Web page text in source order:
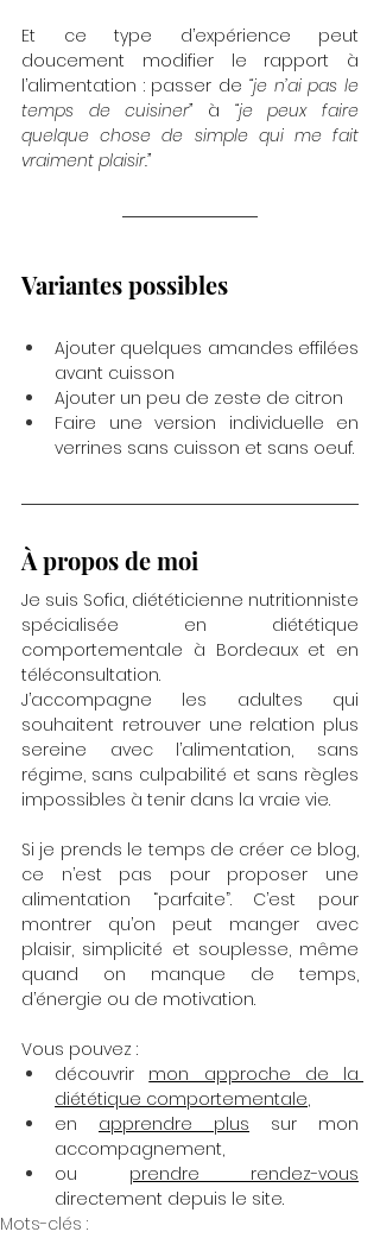
Et ce type d’expérience peut
doucement modifier le rapport à
l’alimentation : passer de “je n’ai pas le
temps de cuisiner” à “je peux faire
quelque chose de simple qui me fait
vraiment plaisir.”
Variantes possibles
Ajouter quelques amandes effilées
avant cuisson
Ajouter un peu de zeste de citron
Faire une version individuelle en
verrines sans cuisson et sans oeuf.
À propos de moi
Je suis Sofia, diététicienne nutritionniste
spécialisée en diététique
comportementale à Bordeaux et en
téléconsultation.
J’accompagne les adultes qui
souhaitent retrouver une relation plus
sereine avec l’alimentation, sans
régime, sans culpabilité et sans règles
impossibles à tenir dans la vraie vie.
Si je prends le temps de créer ce blog,
ce n’est pas pour proposer une
alimentation “parfaite”. C’est pour
montrer qu’on peut manger avec
plaisir, simplicité et souplesse, même
quand on manque de temps,
d’énergie ou de motivation.
Vous pouvez :
découvrir mon approche de la
diététique comportementale,
en apprendre plus sur mon
accompagnement,
ou prendre rendez-vous
directement depuis le site.
Mots-clés :